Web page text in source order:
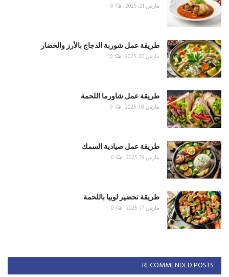
مارس 21, 2025 0
طريقة عمل شوربة الدجاج بالأرز والخضار
مارس 20, 2025 0
طريقة عمل شاورما اللحمة
مارس 18, 2025 0
طريقة عمل صيادية السمك
مارس 19, 2025 0
طريقة تحضير لوبيا باللحمة
مارس 17, 2025 0
RECOMMENDED POSTS